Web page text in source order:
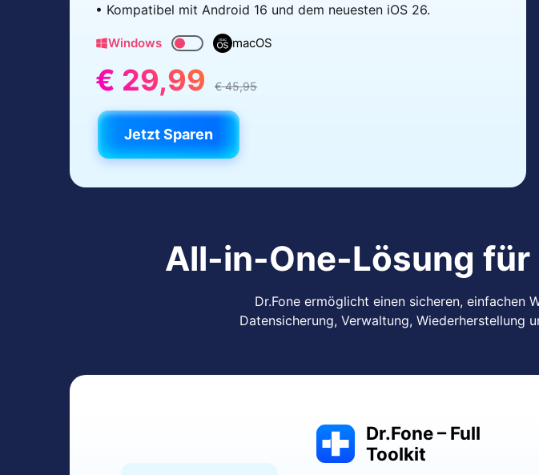
• Kompatibel mit Android 16 und dem neuesten iOS 26.
Windows macOS
€ 29,99 € 45,95
Jetzt Sparen
All-in-One-Lösung für
Dr.Fone ermöglicht einen sicheren, einfachen
Datensicherung, Verwaltung, Wiederherstellung
Dr.Fone – Full
Toolkit